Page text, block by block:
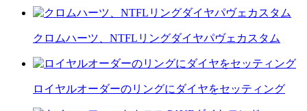
クロムハーツ、NTFLリングダイヤパヴェカスタム
ロイヤルオーダーのリングにダイヤをセッティング